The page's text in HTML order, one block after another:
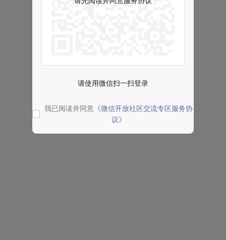
请使用微信扫一扫登录
我已阅读并同意 《微信开放社区交流专区服务协
议》